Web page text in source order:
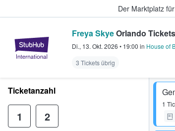
Der Marktplatz
StubHub - Wo Fans
Freya SkyeOrlando Tickets
Di., 13. Okt. 2026 • 19:00 in House of
3 Tickets übrig
1
Ticketanzahl
1 2